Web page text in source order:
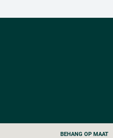
BEHANG OP MAAT